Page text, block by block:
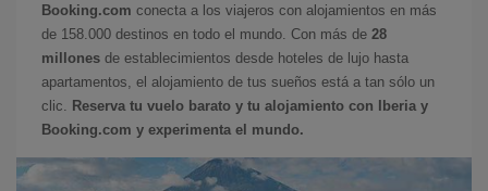
Booking.com conecta a los viajeros con alojamientos en más
de 158.000 destinos en todo el mundo. Con más de 28
millones de establecimientos desde hoteles de lujo hasta
apartamentos, el alojamiento de tus sueños está a tan sólo un
clic.
Reserva tu vuelo barato y tu alojamiento con Iberia y
Booking.com y experimenta el mundo.